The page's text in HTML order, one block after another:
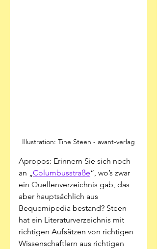
Illustration: Tine Steen - avant-verlag
Apropos: Erinnern Sie sich noch
an „Columbusstraße“, wo’s zwar
ein Quellenverzeichnis gab, das
aber hauptsächlich aus
Bequemipedia bestand? Steen
hat ein Literaturverzeichnis mit
richtigen Aufsätzen von richtigen
Wissenschaftlern aus richtigen